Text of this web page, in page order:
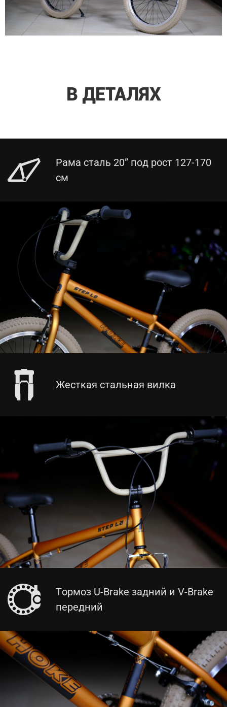
В ДЕТАЛЯХ
Рама сталь 20” под рост 127-170
см
Жесткая стальная вилка
Тормоз U-Brake задний и V-Brake
передний